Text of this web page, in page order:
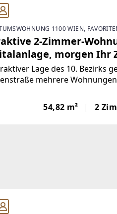
1100 WIEN,
2-Zimmer-
morgen Ihr
vermietet
Lage des 10. Bezirks
mehrere
und befristet
Einheiten mit
54,82 m² 2